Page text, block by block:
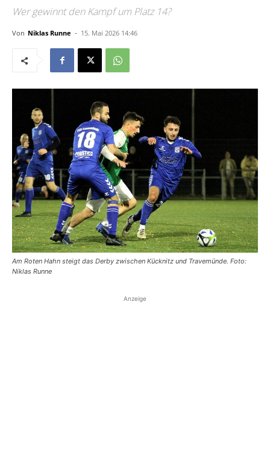
Wer gewinnt den Kampf um Platz 14?
Von Niklas Runne - 15. Mai 2026 14:46
Am Roten Hahn steigt das Derby zwischen Kücknitz und Travemünde. Foto:
Niklas Runne
Anzeige